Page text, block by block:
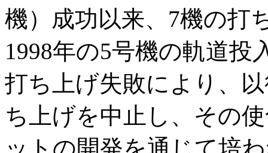
機）成功以来、7機の打
1998年の5号機の軌道投
打ち上げ失敗により、
ち上げを中止し、その
ットの開発を通じて培